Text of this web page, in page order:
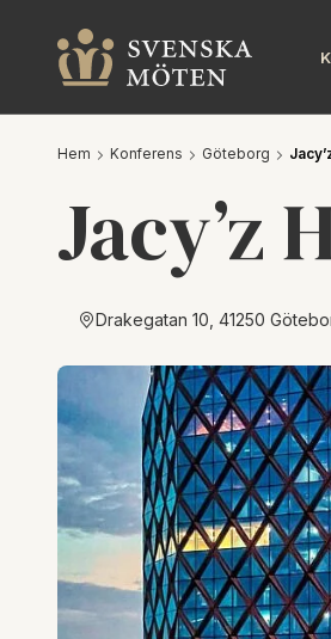
Hem Konferens Göteborg
Jacy’z
Drakegatan 10, 41250